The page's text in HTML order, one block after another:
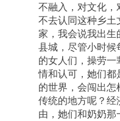
不融入，对文化，
不去认同这种乡
家，我会说我出生
县城，尽管小时
的女人们，操劳
情和认可，她们
的世界，会闯出
传统的地方呢？经
由，她们和奶奶